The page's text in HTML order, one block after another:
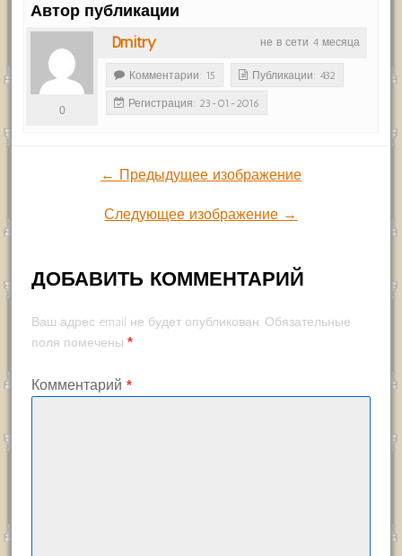
Автор публикации
не в сети 4 месяца
Dmitry
0
Комментарии: 15 Публикации: 432
Регистрация: 23-01-2016
← Предыдущее изображение
Следующее изображение →
ДОБАВИТЬ КОММЕНТАРИЙ
Ваш адрес email не будет опубликован. Обязательные
поля помечены *
Комментарий *